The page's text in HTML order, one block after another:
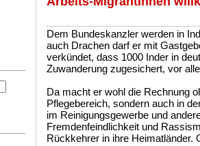
Dem Bundeskanzler werden in
auch Drachen darf er mit
verkündet, dass 1000 Inder in
Zuwanderung zugesichert, vor
Da macht er wohl die Rechnung
Pflegebereich, sondern auch in
im Reinigungsgewerbe und
Fremdenfeindlichkeit und
Rückkehrer in ihre Heimatländer.